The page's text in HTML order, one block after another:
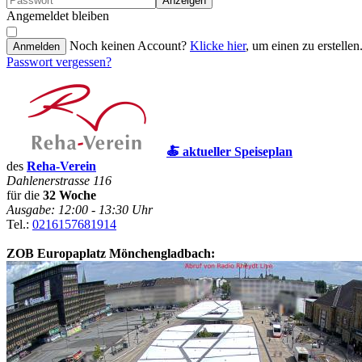
Angemeldet bleiben
Anmelden Noch keinen Account? Klicke hier, um einen zu erstellen.
Passwort vergessen?
🍝 aktueller Speiseplan
des Reha-Verein
Dahlenerstrasse 116
für die 32 Woche
Ausgabe: 12:00 - 13:30 Uhr
Tel.: 0216157681914
ZOB Europaplatz Mönchengladbach: